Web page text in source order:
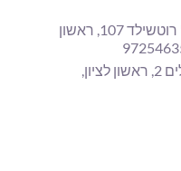
פרחים ראשון לציון. כתובת: רח' רוטשילד 107, ראשון
ליאת פרחים. כתובת: רח' ירושלים 2, ראשון לציון,